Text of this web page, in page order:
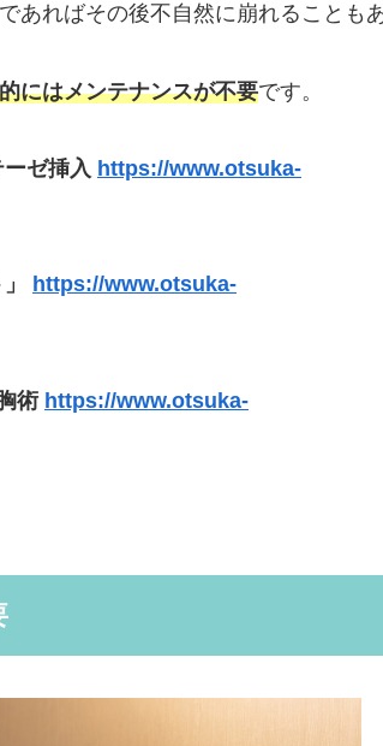
ればその後不自然に崩れることも
にはメンテナンスが不要です。
ゼ挿入 https://www.otsuka-
https://www.otsuka-
術 https://www.otsuka-